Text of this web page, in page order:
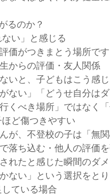
るのか？
い」と感じる
価がつきまとう場所です
からの評価・友人関係
いと、子どもはこう感じ
ない」「どうせ自分はダ
くべき場所」ではなく「
ど傷つきやすい
が、不登校の子は「無関
落ち込む・他人の評価
れたと感じた瞬間のダメ
ない」という選択をとり
ている場合